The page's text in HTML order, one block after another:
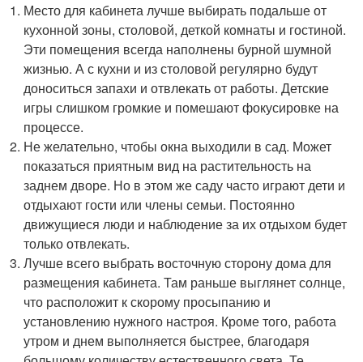
Место для кабинета лучше выбирать подальше от
кухонной зоны, столовой, деткой комнаты и гостиной.
Эти помещения всегда наполнены бурной шумной
жизнью. А с кухни и из столовой регулярно будут
доноситься запахи и отвлекать от работы. Детские
игры слишком громкие и помешают фокусировке на
процессе.
Не желательно, чтобы окна выходили в сад. Может
показаться приятным вид на растительность на
заднем дворе. Но в этом же саду часто играют дети и
отдыхают гости или члены семьи. Постоянно
движущиеся люди и наблюдение за их отдыхом будет
только отвлекать.
Лучше всего выбрать восточную сторону дома для
размещения кабинета. Там раньше выглянет солнце,
что расположит к скорому просыпанию и
установлению нужного настроя. Кроме того, работа
утром и днем выполняется быстрее, благодаря